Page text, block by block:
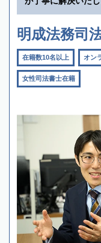
明成法務司
在籍数10名以上 オン
女性司法書士在籍